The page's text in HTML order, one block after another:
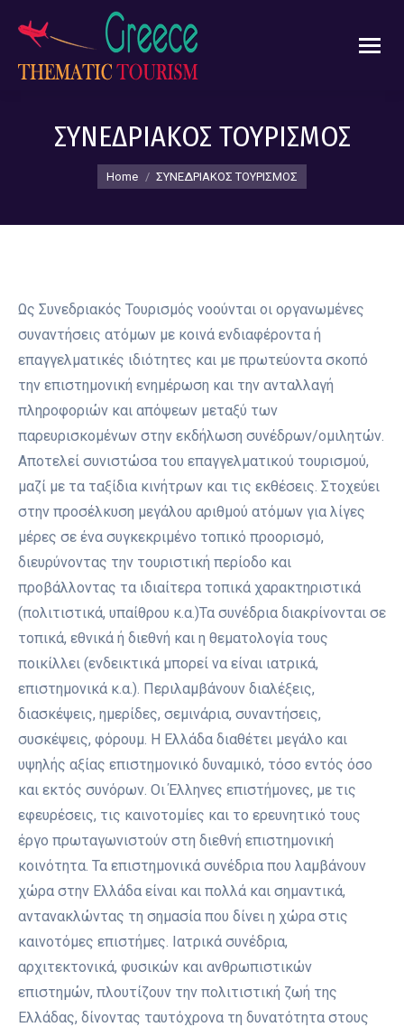
ΣΥΝΕΔΡΙΑΚΟΣ ΤΟΥΡΙΣΜΟΣ
You are here:
Home ΣΥΝΕΔΡΙΑΚΟΣ ΤΟΥΡΙΣΜΟΣ
Ως Συνεδριακός Τουρισμός νοούνται οι οργανωμένες
συναντήσεις ατόμων με κοινά ενδιαφέροντα ή
επαγγελματικές ιδιότητες και με πρωτεύοντα σκοπό
την επιστημονική ενημέρωση και την ανταλλαγή
πληροφοριών και απόψεων μεταξύ των
παρευρισκομένων στην εκδήλωση συνέδρων/ομιλητών.
Αποτελεί συνιστώσα του επαγγελματικού τουρισμού,
μαζί με τα ταξίδια κινήτρων και τις εκθέσεις. Στοχεύει
στην προσέλκυση μεγάλου αριθμού ατόμων για λίγες
μέρες σε ένα συγκεκριμένο τοπικό προορισμό,
διευρύνοντας την τουριστική περίοδο και
προβάλλοντας τα ιδιαίτερα τοπικά χαρακτηριστικά
(πολιτιστικά, υπαίθρου κ.α.)Τα συνέδρια διακρίνονται σε
τοπικά, εθνικά ή διεθνή και η θεματολογία τους
ποικίλλει (ενδεικτικά μπορεί να είναι ιατρικά,
επιστημονικά κ.α.). Περιλαμβάνουν διαλέξεις,
διασκέψεις, ημερίδες, σεμινάρια, συναντήσεις,
συσκέψεις, φόρουμ. Η Ελλάδα διαθέτει μεγάλο και
υψηλής αξίας επιστημονικό δυναμικό, τόσο εντός όσο
και εκτός συνόρων. Οι Έλληνες επιστήμονες, με τις
εφευρέσεις, τις καινοτομίες και το ερευνητικό τους
έργο πρωταγωνιστούν στη διεθνή επιστημονική
κοινότητα. Τα επιστημονικά συνέδρια που λαμβάνουν
χώρα στην Ελλάδα είναι και πολλά και σημαντικά,
αντανακλώντας τη σημασία που δίνει η χώρα στις
καινοτόμες επιστήμες. Ιατρικά συνέδρια,
αρχιτεκτονικά, φυσικών και ανθρωπιστικών
επιστημών, πλουτίζουν την πολιτιστική ζωή της
Ελλάδας, δίνοντας ταυτόχρονα τη δυνατότητα στους